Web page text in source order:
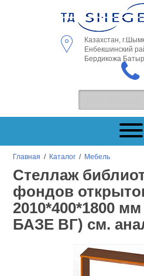
Казахстан,
Енбекшинский
Бердикожа
Главная / Каталог / Мебель
Стеллаж
фондов
2010*400*1800
БАЗЕ ВГ) см.